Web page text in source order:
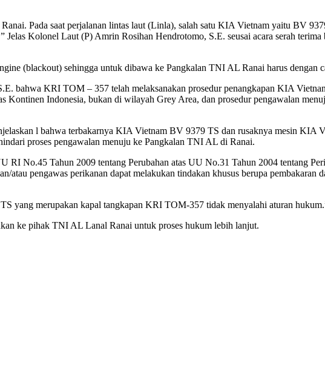
Pada saat perjalanan lintas laut (Linla), salah satu KIA Vietnam yaitu BV
Kolonel Laut (P) Amrin Rosihan Hendrotomo, S.E. seusai acara serah
(blackout) sehingga untuk dibawa ke Pangkalan TNI AL Ranai harus dengan
bahwa KRI TOM – 357 telah melaksanakan prosedur penangkapan KIA
Kontinen Indonesia, bukan di wilayah Grey Area, dan prosedur pengawalan
l bahwa terbakarnya KIA Vietnam BV 9379 TS dan rusaknya mesin KIA
proses pengawalan menuju ke Pangkalan TNI AL di Ranai.
RI No.45 Tahun 2009 tentang Perubahan atas UU No.31 Tahun 2004 tentang
atau pengawas perikanan dapat melakukan tindakan khusus berupa pembakaran
yang merupakan kapal tangkapan KRI TOM-357 tidak menyalahi aturan
ke pihak TNI AL Lanal Ranai untuk proses hukum lebih lanjut.